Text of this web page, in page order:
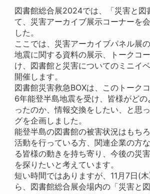
図書館総合展2024では、「災害と図
て、災害アーカイブ展示コーナーを
した。
ここでは、災害アーカイブパネル展
地震に関する資料の展示、トークコ
け、図書館と災害についてのミニイ
開催します。
図書館災害救急BOXは、このトーク
6年能登半島地震を受け、皆様がどの
ったのか、情報交換をしたい、と思
グを企画しました。
能登半島の図書館の被害状況はもち
活動を行っている方、関連企業の方
る皆様の動きを持ち寄り、今後の災
を探りたいと考えています。
短い時間ではありますが、11月7日(
ら、図書館総合展会場内の「災害と